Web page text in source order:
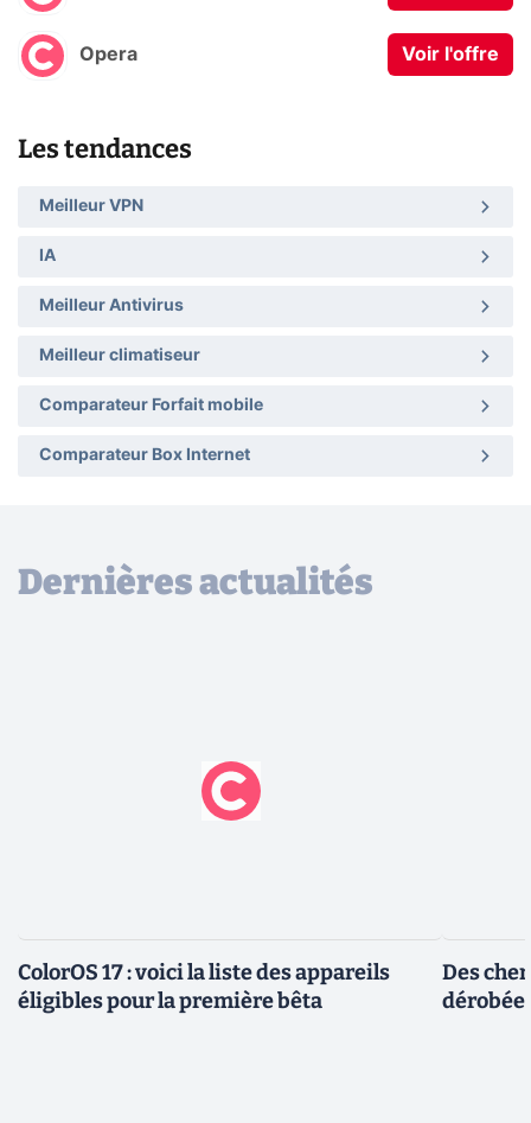
Opera Voir l'offre
Les tendances
Meilleur VPN
IA
Meilleur Antivirus
Meilleur climatiseur
Comparateur Forfait mobile
Comparateur Box Internet
Dernières actualités
ColorOS 17 : voici la liste des appareils
éligibles pour la première bêta
Des